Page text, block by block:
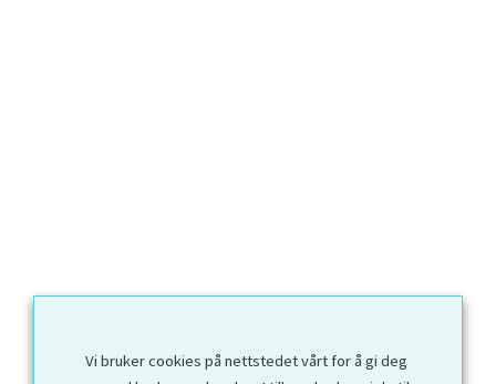
Vi bruker cookies på nettstedet vårt for å gi deg